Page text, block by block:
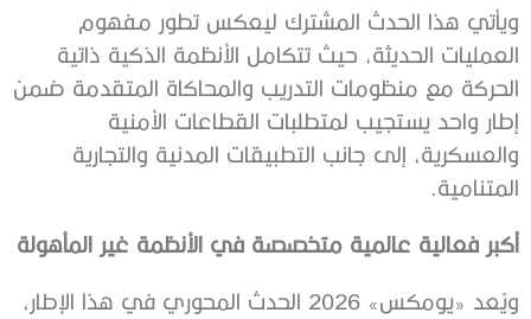
ويأتي هذا الحدث المشترك ليعكس تطور مفهوم
العمليات الحديثة، حيث تتكامل الأنظمة الذكية ذاتية
الحركة مع منظومات التدريب والمحاكاة المتقدمة ضمن
إطار واحد يستجيب لمتطلبات القطاعات الأمنية
والعسكرية، إلى جانب التطبيقات المدنية والتجارية
المتنامية.
أكبر فعالية عالمية متخصصة في الأنظمة غير المأهولة
ويُعد «يومكس» 2026 الحدث المحوري في هذا الإطار،